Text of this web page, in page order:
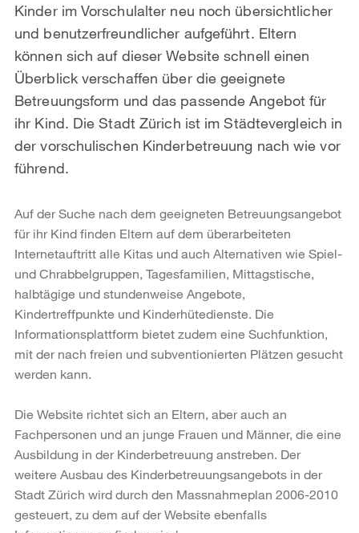
Kinder im Vorschulalter neu noch übersichtlicher
und benutzerfreundlicher aufgeführt. Eltern
können sich auf dieser Website schnell einen
Überblick verschaffen über die geeignete
Betreuungsform und das passende Angebot für
ihr Kind. Die Stadt Zürich ist im Städtevergleich in
der vorschulischen Kinderbetreuung nach wie vor
führend.
Auf der Suche nach dem geeigneten Betreuungsangebot
für ihr Kind finden Eltern auf dem überarbeiteten
Internetauftritt alle Kitas und auch Alternativen wie Spiel-
und Chrabbelgruppen, Tagesfamilien, Mittagstische,
halbtägige und stundenweise Angebote,
Kindertreffpunkte und Kinderhütedienste. Die
Informationsplattform bietet zudem eine Suchfunktion,
mit der nach freien und subventionierten Plätzen gesucht
werden kann.
Die Website richtet sich an Eltern, aber auch an
Fachpersonen und an junge Frauen und Männer, die eine
Ausbildung in der Kinderbetreuung anstreben. Der
weitere Ausbau des Kinderbetreuungsangebots in der
Stadt Zürich wird durch den Massnahmeplan 2006-2010
gesteuert, zu dem auf der Website ebenfalls